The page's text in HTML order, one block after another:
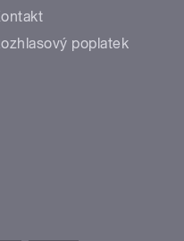
poplatek